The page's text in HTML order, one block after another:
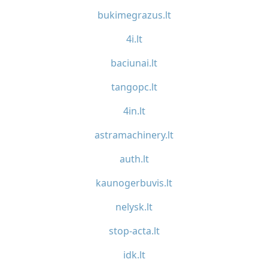
bukimegrazus.lt
4i.lt
baciunai.lt
tangopc.lt
4in.lt
astramachinery.lt
auth.lt
kaunogerbuvis.lt
nelysk.lt
stop-acta.lt
idk.lt